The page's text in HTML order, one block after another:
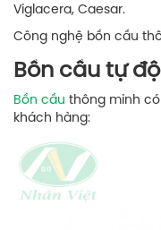
Viglacera, Caesar.
Công nghệ bồn cầu
Bồn cầu tự
Bồn cầu thông minh
khách hàng: